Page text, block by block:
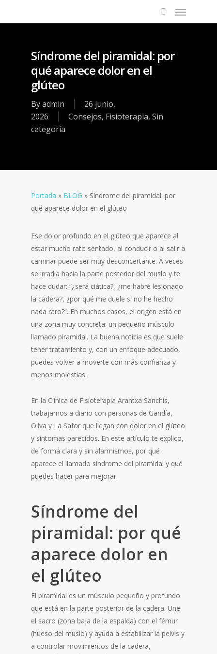
Síndrome del piramidal: por
qué aparece dolor en el
glúteo
Byadmin
26 junio,
2026
Consejos, Fisioterapia, Sin
categoría
Portada » BLOG » Síndrome del piramidal: por
qué aparece dolor en el glúteo
Ese dolor profundo en el glúteo que aparece al
estar mucho rato sentado, al conducir o al salir a
caminar puede ser muy desconcertante. A veces
se irradia hacia la parte posterior del muslo y te
hace dudar: “¿será ciática?, ¿me habré lesionado
la cadera?, ¿por qué me duele si no he hecho
nada raro?”. En muchos casos, el origen está en
una zona muy concreta: un pequeño músculo
llamado piramidal. La buena noticia es que suele
tener tratamiento y, con un enfoque adecuado,
puedes volver a moverte con más confianza y
menos molestias.
En la Clínica de Fisioterapia Arantxa Sanchis,
trabajamos a diario con personas de Gandía,
Oliva y La Safor que llegan con dolor en el glúteo
y síntomas parecidos. En este artículo te explico,
de forma clara y sin alarmismos, por qué
aparece el llamado síndrome del piramidal y qué
puedes hacer para mejorar.
Síndrome del
piramidal: por qué
aparece dolor en
el glúteo
El piramidal es un músculo pequeño y profundo
que está en la parte posterior de la cadera. Une
el sacro (zona baja de la espalda) con el fémur
(hueso del muslo) y ayuda a estabilizar la pelvis y
a controlar movimientos de la cadera,